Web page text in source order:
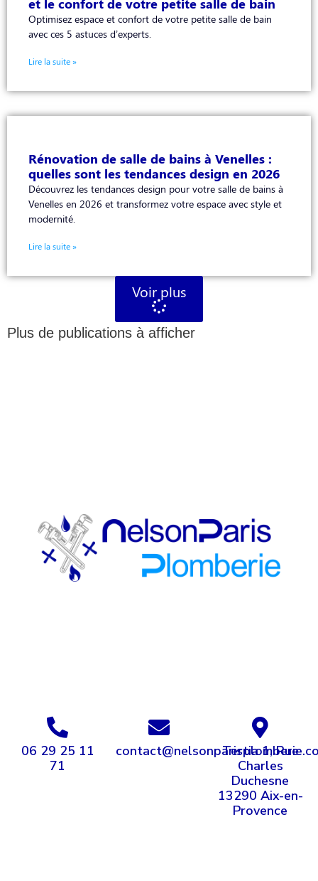
et le confort de votre petite salle de bain
Optimisez espace et confort de votre petite salle de bain
avec ces 5 astuces d’experts.
Lire la suite »
Rénovation de salle de bains à Venelles :
quelles sont les tendances design en 2026
Découvrez les tendances design pour votre salle de bains à
Venelles en 2026 et transformez votre espace avec style et
modernité.
Lire la suite »
Voir plus
Plus de publications à afficher
06 29 25 11
71
Tertia 1, Rue
Charles
Duchesne
13290 Aix-en-
Provence